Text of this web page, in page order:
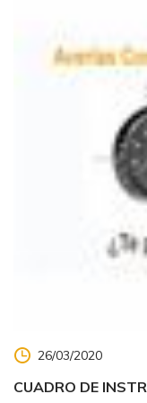
26/03/2020
CUADRO DE